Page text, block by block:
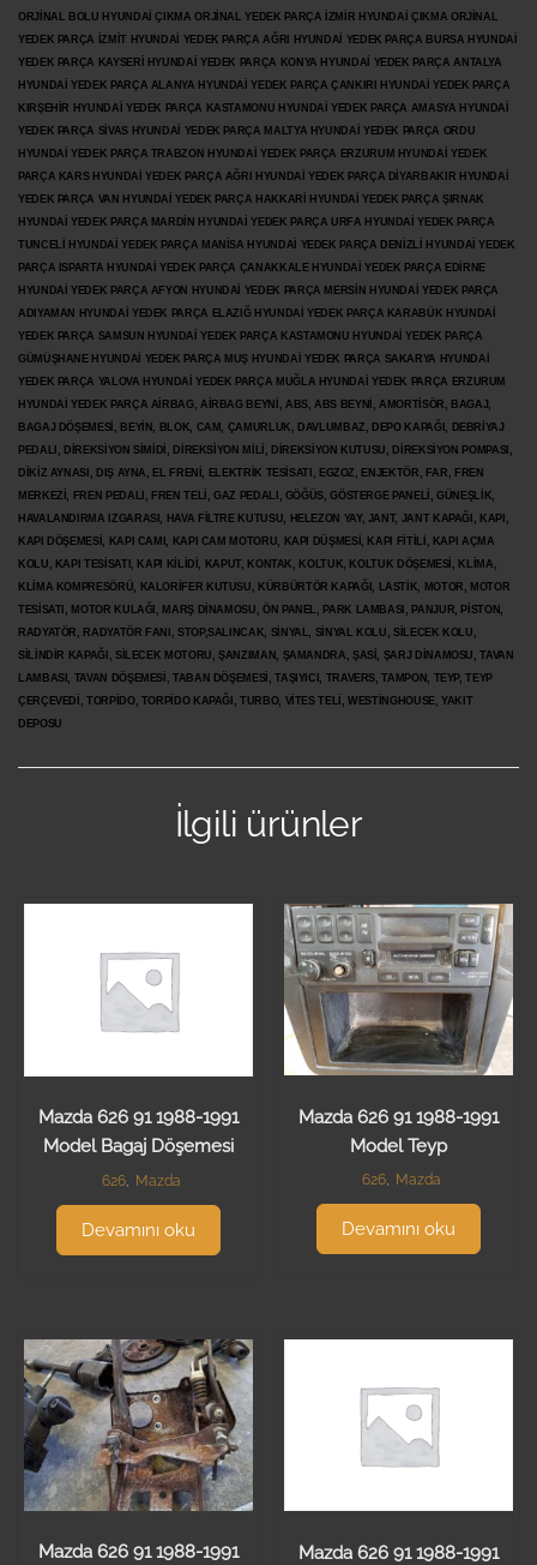
ORJİNAL BOLU HYUNDAİ ÇIKMA ORJİNAL YEDEK PARÇA İZMİR HYUNDAİ ÇIKMA ORJİNAL
YEDEK PARÇA İZMİT HYUNDAİ YEDEK PARÇA AĞRI HYUNDAİ YEDEK PARÇA BURSA HYUNDAİ
YEDEK PARÇA KAYSERİ HYUNDAİ YEDEK PARÇA KONYA HYUNDAİ YEDEK PARÇA ANTALYA
HYUNDAİ YEDEK PARÇA ALANYA HYUNDAİ YEDEK PARÇA ÇANKIRI HYUNDAİ YEDEK PARÇA
KIRŞEHİR HYUNDAİ YEDEK PARÇA KASTAMONU HYUNDAİ YEDEK PARÇA AMASYA HYUNDAİ
YEDEK PARÇA SİVAS HYUNDAİ YEDEK PARÇA MALTYA HYUNDAİ YEDEK PARÇA ORDU
HYUNDAİ YEDEK PARÇA TRABZON HYUNDAİ YEDEK PARÇA ERZURUM HYUNDAİ YEDEK
PARÇA KARS HYUNDAİ YEDEK PARÇA AĞRI HYUNDAİ YEDEK PARÇA DİYARBAKIR HYUNDAİ
YEDEK PARÇA VAN HYUNDAİ YEDEK PARÇA HAKKARİ HYUNDAİ YEDEK PARÇA ŞIRNAK
HYUNDAİ YEDEK PARÇA MARDİN HYUNDAİ YEDEK PARÇA URFA HYUNDAİ YEDEK PARÇA
TUNCELİ HYUNDAİ YEDEK PARÇA MANİSA HYUNDAİ YEDEK PARÇA DENİZLİ HYUNDAİ YEDEK
PARÇA ISPARTA HYUNDAİ YEDEK PARÇA ÇANAKKALE HYUNDAİ YEDEK PARÇA EDİRNE
HYUNDAİ YEDEK PARÇA AFYON HYUNDAİ YEDEK PARÇA MERSİN HYUNDAİ YEDEK PARÇA
ADIYAMAN HYUNDAİ YEDEK PARÇA ELAZIĞ HYUNDAİ YEDEK PARÇA KARABÜK HYUNDAİ
YEDEK PARÇA SAMSUN HYUNDAİ YEDEK PARÇA KASTAMONU HYUNDAİ YEDEK PARÇA
GÜMÜŞHANE HYUNDAİ YEDEK PARÇA MUŞ HYUNDAİ YEDEK PARÇA SAKARYA HYUNDAİ
YEDEK PARÇA YALOVA HYUNDAİ YEDEK PARÇA MUĞLA HYUNDAİ YEDEK PARÇA ERZURUM
HYUNDAİ YEDEK PARÇA AİRBAG, AİRBAG BEYNİ, ABS, ABS BEYNİ, AMORTİSÖR, BAGAJ,
BAGAJ DÖŞEMESİ, BEYİN, BLOK, CAM, ÇAMURLUK, DAVLUMBAZ, DEPO KAPAĞI, DEBRİYAJ
PEDALI, DİREKSİYON SİMİDİ, DİREKSİYON MİLİ, DİREKSİYON KUTUSU, DİREKSİYON POMPASI,
DİKİZ AYNASI, DIŞ AYNA, EL FRENİ, ELEKTRİK TESİSATI, EGZOZ, ENJEKTÖR, FAR, FREN
MERKEZİ, FREN PEDALI, FREN TELİ, GAZ PEDALI, GÖĞÜS, GÖSTERGE PANELİ, GÜNEŞLİK,
HAVALANDIRMA IZGARASI, HAVA FİLTRE KUTUSU, HELEZON YAY, JANT, JANT KAPAĞI, KAPI,
KAPI DÖŞEMESİ, KAPI CAMI, KAPI CAM MOTORU, KAPI DÜŞMESİ, KAPI FİTİLİ, KAPI AÇMA
KOLU, KAPI TESİSATI, KAPI KİLİDİ, KAPUT, KONTAK, KOLTUK, KOLTUK DÖŞEMESİ, KLİMA,
KLİMA KOMPRESÖRÜ, KALORİFER KUTUSU, KÜRBÜRTÖR KAPAĞI, LASTİK, MOTOR, MOTOR
TESİSATI, MOTOR KULAĞI, MARŞ DİNAMOSU, ÖN PANEL, PARK LAMBASI, PANJUR, PİSTON,
RADYATÖR, RADYATÖR FANI, STOP,SALINCAK, SİNYAL, SİNYAL KOLU, SİLECEK KOLU,
SİLİNDİR KAPAĞI, SİLECEK MOTORU, ŞANZIMAN, ŞAMANDRA, ŞASİ, ŞARJ DİNAMOSU, TAVAN
LAMBASI, TAVAN DÖŞEMESİ, TABAN DÖŞEMESİ, TAŞIYICI, TRAVERS, TAMPON, TEYP, TEYP
ÇERÇEVEDİ, TORPİDO, TORPİDO KAPAĞI, TURBO, VİTES TELİ, WESTİNGHOUSE, YAKIT
DEPOSU
İlgili ürünler
Mazda 626 91 1988-1991
Model Bagaj Döşemesi
626, Mazda
Devamını oku
Mazda 626 91 1988-1991
Model Teyp
626, Mazda
Devamını oku
Mazda 626 91 1988-1991
Mazda 626 91 1988-1991